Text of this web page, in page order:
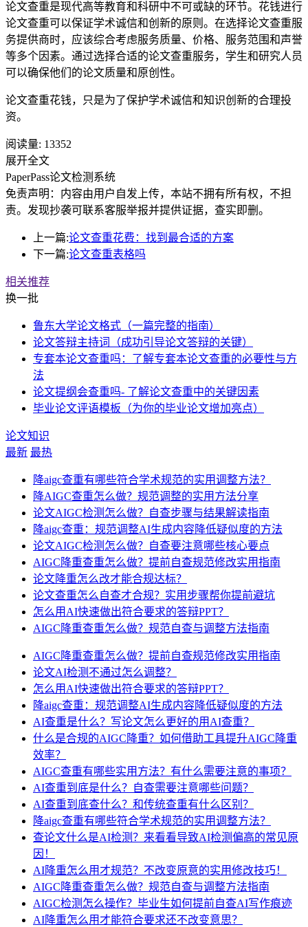
论文查重是现代高等教育和科研中不可或缺的环节。花钱进行
论文查重可以保证学术诚信和创新的原则。在选择论文查重服
务提供商时，应该综合考虑服务质量、价格、服务范围和声誉
等多个因素。通过选择合适的论文查重服务，学生和研究人员
可以确保他们的论文质量和原创性。
论文查重花钱，只是为了保护学术诚信和知识创新的合理投
资。
阅读量: 13352
展开全文
PaperPass论文检测系统
免责声明：内容由用户自发上传，本站不拥有所有权，不担
责。发现抄袭可联系客服举报并提供证据，查实即删。
上一篇:论文查重花费：找到最合适的方案
下一篇:论文查重表格吗
相关推荐
换一批
鲁东大学论文格式（一篇完整的指南）
论文答辩主持词（成功引导论文答辩的关键）
专套本论文查重吗：了解专套本论文查重的必要性与方
法
论文提纲会查重吗- 了解论文查重中的关键因素
毕业论文评语模板（为你的毕业论文增加亮点）
论文知识
最新 最热
降aigc查重有哪些符合学术规范的实用调整方法？
降AIGC查重怎么做？规范调整的实用方法分享
论文AIGC检测怎么做？自查步骤与结果解读指南
降aigc查重：规范调整AI生成内容降低疑似度的方法
论文AIGC检测怎么做？自查要注意哪些核心要点
AIGC降重查重怎么做？提前自查规范修改实用指南
论文降重怎么改才能合规达标？
论文查重怎么自查才合规？实用步骤帮你提前避坑
怎么用AI快速做出符合要求的答辩PPT？
AIGC降重查重怎么做？规范自查与调整方法指南
AIGC降重查重怎么做？提前自查规范修改实用指南
论文AI检测不通过怎么调整？
怎么用AI快速做出符合要求的答辩PPT？
降aigc查重：规范调整AI生成内容降低疑似度的方法
AI查重是什么？写论文怎么更好的用AI查重？
什么是合规的AIGC降重？如何借助工具提升AIGC降重
效率？
AIGC查重有哪些实用方法？有什么需要注意的事项？
AI查重到底是什么？自查需要注意哪些问题？
AI查重到底查什么？和传统查重有什么区别？
降aigc查重有哪些符合学术规范的实用调整方法？
查论文什么是AI检测？来看看导致AI检测偏高的常见原
因！
AI降重怎么用才规范？不改变原意的实用修改技巧！
AIGC降重查重怎么做？规范自查与调整方法指南
AIGC检测怎么操作？毕业生如何提前自查AI写作痕迹
AI降重怎么用才能符合要求还不改变意思？